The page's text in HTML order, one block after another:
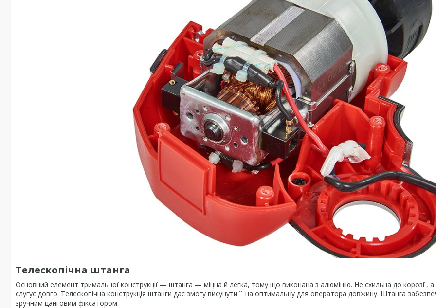
Телескопічна штанга
Основний елемент тримальної конструкції — штанга — міцна й легка, тому що виконана з алюмінію. Не схильна до корозії,
слугує довго. Телескопічна конструкція штанги дає змогу висунути її на оптимальну для оператора довжину. Штанга
зручним цанговим фіксатором.